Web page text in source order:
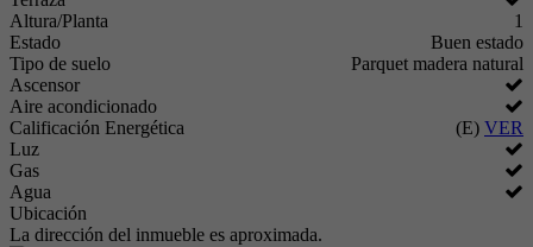
Altura/Planta
1
Estado
Buen estado
Tipo de suelo
Parquet madera natural
Ascensor
Aire acondicionado
Calificación Energética
(E) VER
Luz
Gas
Agua
Ubicación
La dirección del inmueble es aproximada.